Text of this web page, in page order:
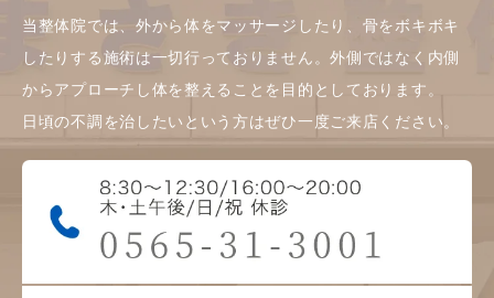
当整体院では、外から体をマッサージしたり、骨をボキボキ
したりする施術は一切行っておりません。外側ではなく内側
からアプローチし体を整えることを目的としております。
日頃の不調を治したいという方はぜひ一度ご来店ください。